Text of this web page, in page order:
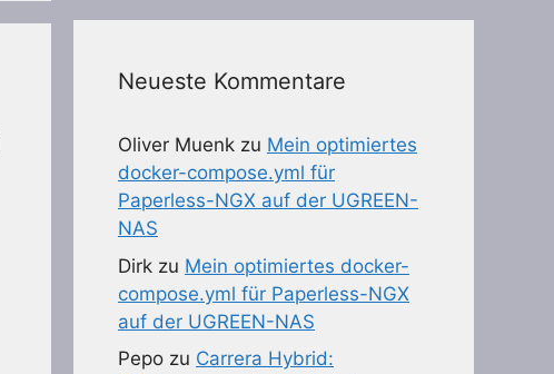
Neueste Kommentare
Oliver Muenk zu Mein optimiertes
docker-compose.yml für
Paperless-NGX auf der UGREEN-
NAS
Dirk zu Mein optimiertes docker-
compose.yml für Paperless-NGX
auf der UGREEN-NAS
Pepo zu Carrera Hybrid: